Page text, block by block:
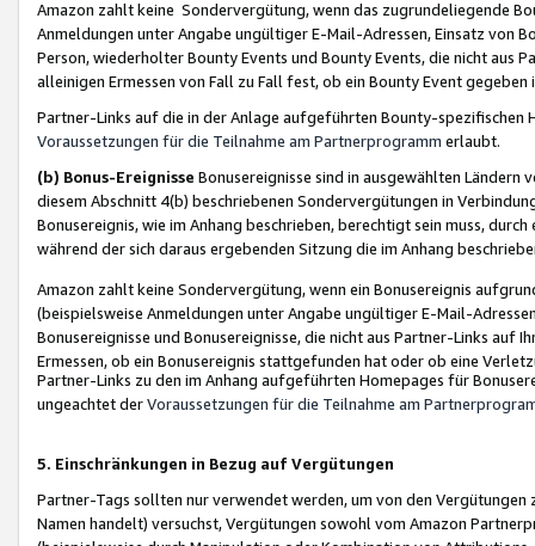
Amazon zahlt keine Sondervergütung, wenn das zugrundeliegende
Anmeldungen unter Angabe ungültiger E-Mail-Adressen, Einsatz von
Person, wiederholter Bounty Events und Bounty Events, die nicht
alleinigen Ermessen von Fall zu Fall fest, ob ein Bounty Event
Partner-Links auf die in der Anlage aufgeführten Bounty-spezifischen
Voraussetzungen für die Teilnahme am Partnerprogramm erlaubt.
(b) Bonus-Ereignisse Bonusereignisse sind in ausgewählten Ländern
diesem Abschnitt 4(b) beschriebenen Sondervergütungen in
Bonusereignis, wie im Anhang beschrieben, berechtigt sein muss,
während der sich daraus ergebenden Sitzung die im Anhang
Amazon zahlt keine Sondervergütung, wenn ein Bonusereignis
(beispielsweise Anmeldungen unter Angabe ungültiger E-Mail-
Bonusereignisse und Bonusereignisse, die nicht aus Partner-Links auf
Ermessen, ob ein Bonusereignis stattgefunden hat oder ob eine
Partner-Links zu den im Anhang aufgeführten Homepages für
ungeachtet derVoraussetzungen für die Teilnahme am
5. Einschränkungen in Bezug auf Vergütungen
Partner-Tags sollten nur verwendet werden, um von den
Namen handelt) versuchst, Vergütungen sowohl vom Amazon